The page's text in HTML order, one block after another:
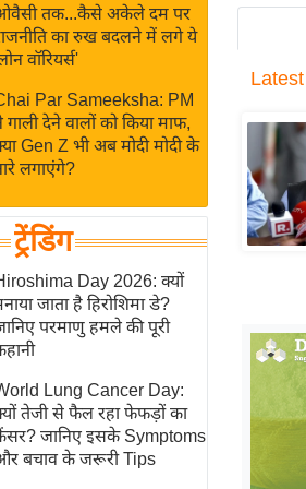
तक...कैसे अकेले दम पर
का रुख बदलने में लगे ये
वॉरियर्स'
Par Sameeksha: PM
गाली देने वालों को किया माफ,
Gen Z भी अब मोदी मोदी के
लगाएंगे?
ट्रेंडिंग
Day 2026: क्यों
जाता है हिरोशिमा डे?
परमाणु हमले की पूरी
Lung Cancer Day:
तेजी से फैल रहा फेफड़ों का
जानिए इसके Symptoms
बचाव के जरूरी Tips
Latest